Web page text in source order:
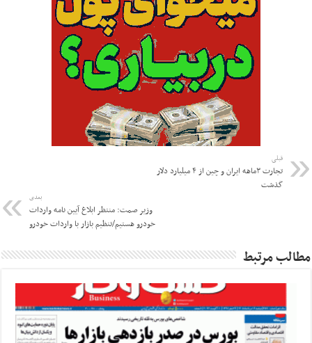
قبلی
تجارت ۳ماهه ایران و چین از ۴ میلیارد دلار
گذشت
بعدی
وزیر صمت: منتظر ابلاغ آیین نامه واردات
خودرو هستیم/تنظیم بازار با واردات خودرو
مطالب مرتبط